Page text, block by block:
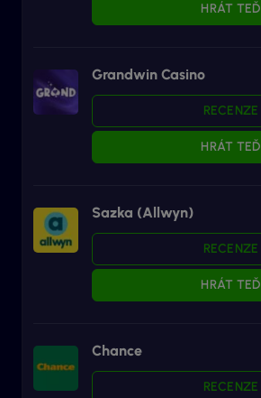
HRÁT TEĎ
Grandwin Casino
RECENZE
HRÁT TEĎ
Sazka (Allwyn)
RECENZE
HRÁT TEĎ
Chance
RECENZE